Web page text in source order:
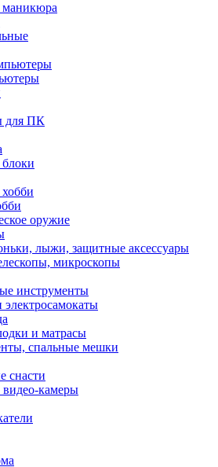
маникюра
для ПК
оружие
лыжи, защитные аксессуары
микроскопы
инструменты
и матрасы
спальные мешки
снасти
камеры